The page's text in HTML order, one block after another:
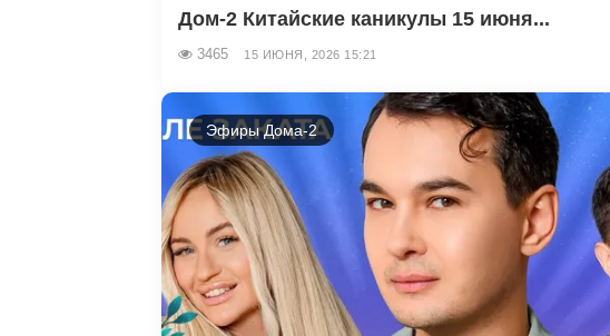
Дом-2 Китайские каникулы 15 июня...
3465 15 ИЮНЯ, 2026 15:21
Эфиры Дома-2